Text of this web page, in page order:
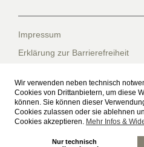
Wir verwenden neben technisch
Cookies von Drittanbietern, um diese
können. Sie können dieser
Cookies zulassen oder sie ablehnen
Cookies akzeptieren. Mehr Infos &
Nur technisch
Impressum
Erklärung zur Barrierefreiheit
Datenschutzerklärung für die
Suche
Sitemap
Freiwilliges Soziales Schuljahr